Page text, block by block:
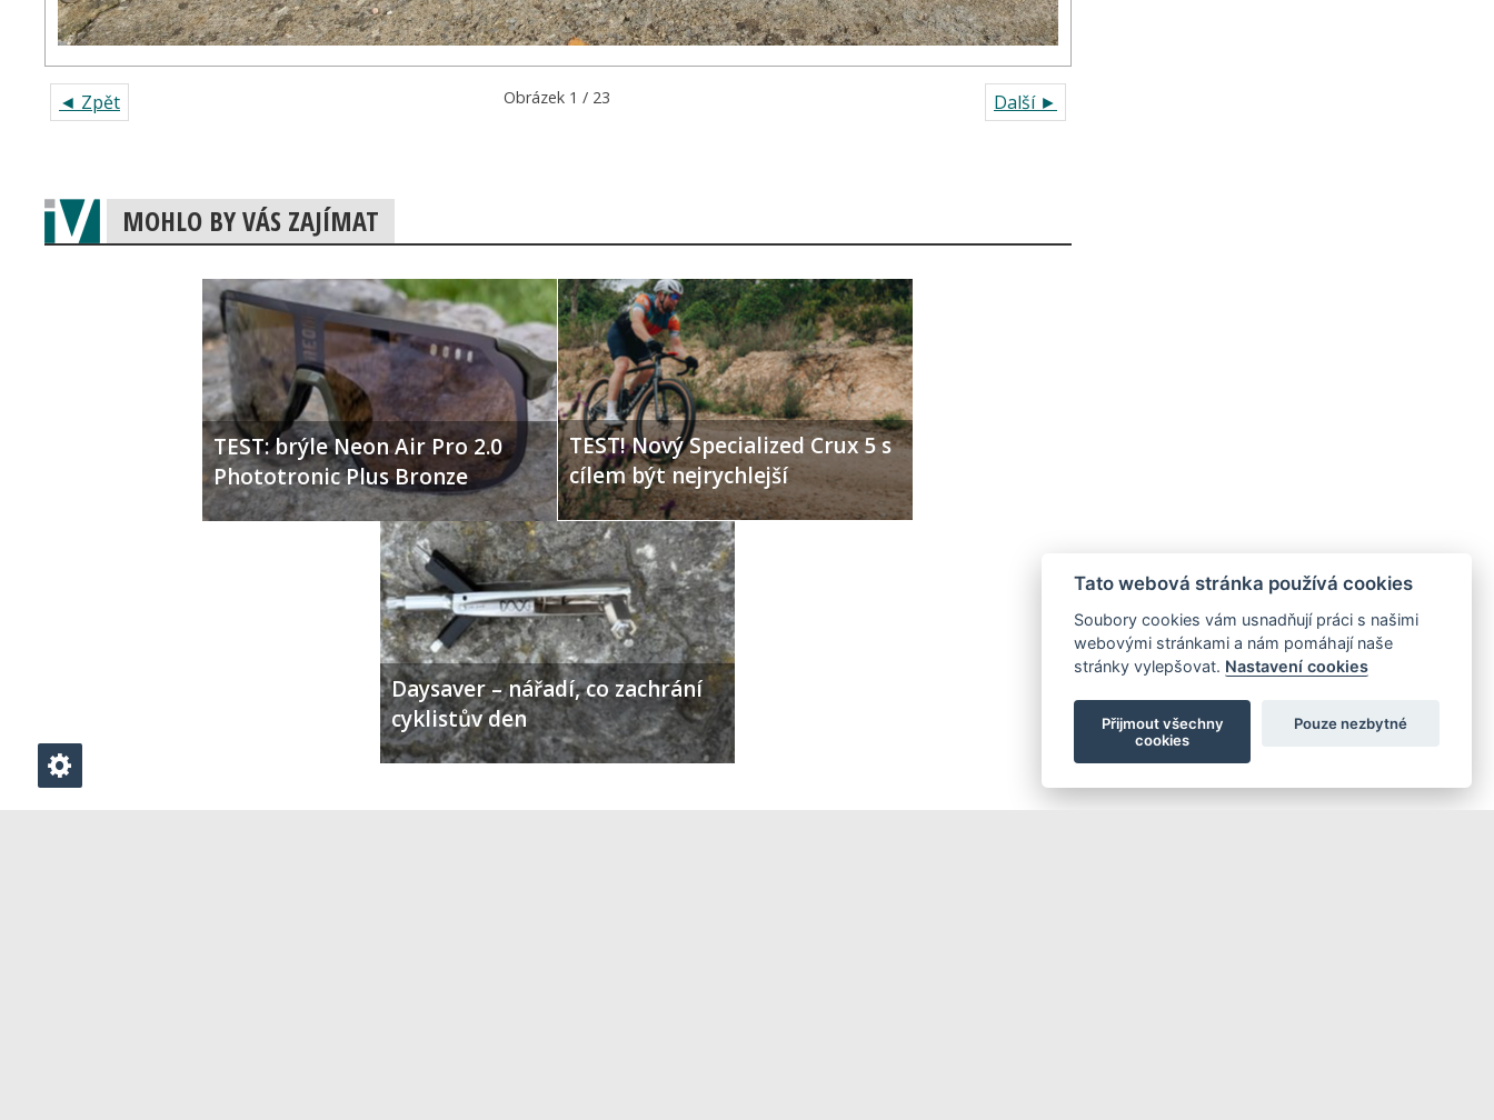
◄ Zpět Další ►
Obrázek 1 / 23
MOHLO BY VÁS ZAJÍMAT
TEST: brýle Neon Air Pro 2.0
Phototronic Plus Bronze
TEST! Nový Specialized Crux 5 s
cílem být nejrychlejší
Daysaver – nářadí, co zachrání
cyklistův den
Tato webová stránka používá cookies
Soubory cookies vám usnadňují práci s našimi
webovými stránkami a nám pomáhají naše
stránky vylepšovat. Nastavení cookies
Přijmout všechny
cookies
Pouze nezbytné